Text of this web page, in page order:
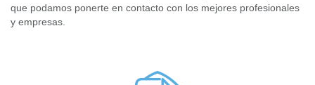
que podamos ponerte en contacto con los mejores profesionales
y empresas.